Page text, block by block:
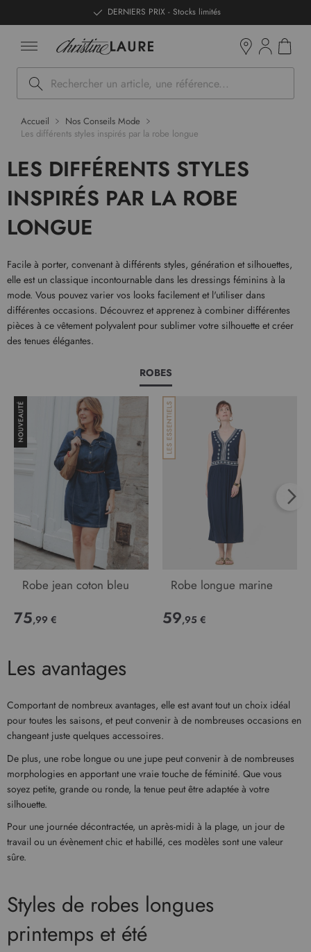
DERNIERS PRIX - Stocks limités
Rechercher
Accueil
Nos Conseils Mode
Les différents styles inspirés par la robe longue
LES DIFFÉRENTS STYLES
INSPIRÉS PAR LA ROBE
LONGUE
Facile à porter, convenant à différents styles, génération et silhouettes,
elle est un classique incontournable dans les dressings féminins à la
mode. Vous pouvez varier vos looks facilement et l'utiliser dans
différentes occasions. Découvrez et apprenez à combiner différentes
pièces à ce vêtement polyvalent pour sublimer votre silhouette et créer
des tenues élégantes.
ROBES
Robe jean coton bleu
75,99 €
Robe longue marine
59,95 €
Les avantages
Comportant de nombreux avantages, elle est avant tout un choix idéal
pour toutes les saisons, et peut convenir à de nombreuses occasions en
changeant juste quelques accessoires.
De plus, une robe longue ou une jupe peut convenir à de nombreuses
morphologies en apportant une vraie touche de féminité. Que vous
soyez petite, grande ou ronde, la tenue peut être adaptée à votre
silhouette.
Pour une journée décontractée, un après-midi à la plage, un jour de
travail ou un évènement chic et habillé, ces modèles sont une valeur
sûre.
Styles de robes longues
printemps et été